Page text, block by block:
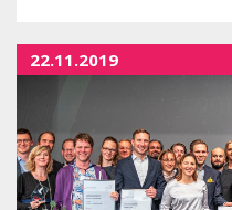
22.11.2019